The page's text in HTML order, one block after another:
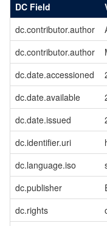
DC Field
dc.contributor.author
dc.contributor.author
dc.date.accessioned
dc.date.available
dc.date.issued
dc.identifier.uri
dc.language.iso
dc.publisher
dc.rights